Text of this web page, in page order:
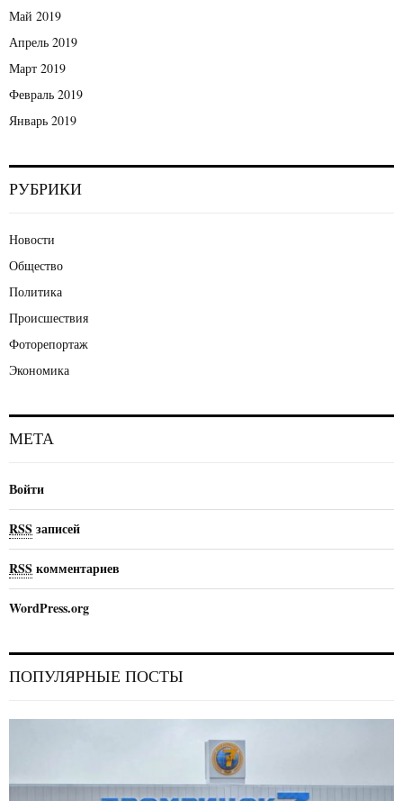
Май 2019
Апрель 2019
Март 2019
Февраль 2019
Январь 2019
РУБРИКИ
Новости
Общество
Политика
Происшествия
Фоторепортаж
Экономика
МЕТА
Войти
RSS записей
RSS комментариев
WordPress.org
ПОПУЛЯРНЫЕ ПОСТЫ